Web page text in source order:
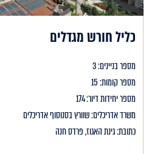
כליל חורש מגדלים
מספר בניינים: 3
מספר קומות: 15
מספר יחידות דיור: 174
משרד אדריכלים: שוורץ בסנוסוף אדריכלים
כתובת: גינת האגוז, פרדס חנה